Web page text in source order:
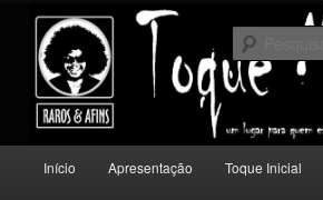
conteúdo
principalToque Musical
Um lugar para quem escuta música com outros
principal
Início Apresentação Toque Inicial